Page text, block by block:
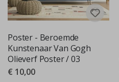
Poster - Beroemde
Kunstenaar Van Gogh
Olieverf Poster / 03
€ 10,00